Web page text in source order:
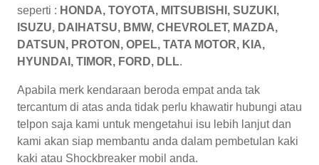
seperti : HONDA, TOYOTA, MITSUBISHI, SUZUKI,
ISUZU, DAIHATSU, BMW, CHEVROLET, MAZDA,
DATSUN, PROTON, OPEL, TATA MOTOR, KIA,
HYUNDAI, TIMOR, FORD, DLL.
Apabila merk kendaraan beroda empat anda tak
tercantum di atas anda tidak perlu khawatir hubungi atau
telpon saja kami untuk mengetahui isu lebih lanjut dan
kami akan siap membantu anda dalam pembetulan kaki
kaki atau Shockbreaker mobil anda.